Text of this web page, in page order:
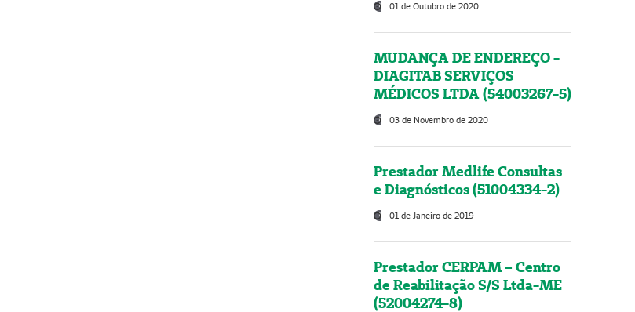
01 de Outubro de 2020
MUDANÇA DE ENDEREÇO -
DIAGITAB SERVIÇOS
MÉDICOS LTDA (54003267-5)
03 de Novembro de 2020
Prestador Medlife Consultas
e Diagnósticos (51004334-2)
01 de Janeiro de 2019
Prestador CERPAM – Centro
de Reabilitação S/S Ltda-ME
(52004274-8)